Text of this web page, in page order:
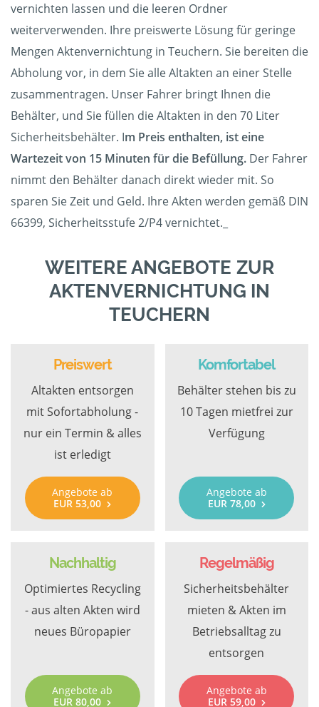
vernichten lassen und die leeren Ordner
weiterverwenden. Ihre preiswerte Lösung für geringe
Mengen Aktenvernichtung in Teuchern. Sie bereiten die
Abholung vor, in dem Sie alle Altakten an einer Stelle
zusammentragen. Unser Fahrer bringt Ihnen die
Behälter, und Sie füllen die Altakten in den 70 Liter
Sicherheitsbehälter. Im Preis enthalten, ist eine
Wartezeit von 15 Minuten für die Befüllung. Der Fahrer
nimmt den Behälter danach direkt wieder mit. So
sparen Sie Zeit und Geld. Ihre Akten werden gemäß DIN
66399, Sicherheitsstufe 2/P4 vernichtet._
WEITERE ANGEBOTE ZUR
AKTENVERNICHTUNG IN
TEUCHERN
Preiswert
Altakten entsorgen
mit Sofortabholung -
nur ein Termin & alles
ist erledigt
Angebote ab
EUR 53,00
Komfortabel
Behälter stehen bis zu
10 Tagen mietfrei zur
Verfügung
Angebote ab
EUR 78,00
Nachhaltig
Optimiertes Recycling
- aus alten Akten wird
neues Büropapier
Angebote ab
EUR 80,00
Regelmäßig
Sicherheitsbehälter
mieten & Akten im
Betriebsalltag zu
entsorgen
Angebote ab
EUR 59,00